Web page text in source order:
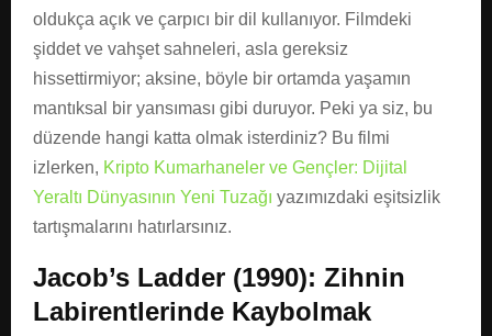
oldukça açık ve çarpıcı bir dil kullanıyor. Filmdeki
şiddet ve vahşet sahneleri, asla gereksiz
hissettirmiyor; aksine, böyle bir ortamda yaşamın
mantıksal bir yansıması gibi duruyor. Peki ya siz, bu
düzende hangi katta olmak isterdiniz? Bu filmi
izlerken, Kripto Kumarhaneler ve Gençler: Dijital
Yeraltı Dünyasının Yeni Tuzağı yazımızdaki eşitsizlik
tartışmalarını hatırlarsınız.
Jacob’s Ladder (1990): Zihnin
Labirentlerinde Kaybolmak